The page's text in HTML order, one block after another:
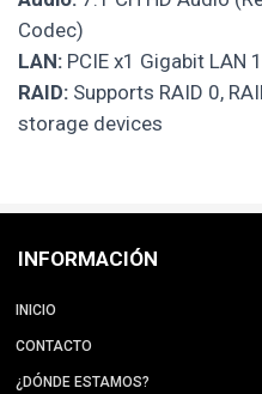
Codec)
LAN: PCIE x1 Gigabit
RAID: Supports RAID 0,
storage devices
INFORMACIÓN
INICIO
CONTACTO
¿DÓNDE ESTAMOS?